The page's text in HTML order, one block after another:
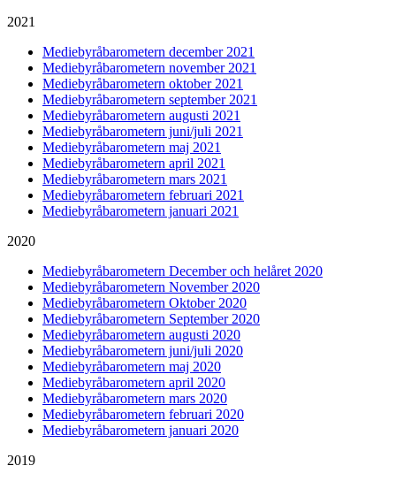
2021
Mediebyråbarometern december 2021
Mediebyråbarometern november 2021
Mediebyråbarometern oktober 2021
Mediebyråbarometern september 2021
Mediebyråbarometern augusti 2021
Mediebyråbarometern juni/juli 2021
Mediebyråbarometern maj 2021
Mediebyråbarometern april 2021
Mediebyråbarometern mars 2021
Mediebyråbarometern februari 2021
Mediebyråbarometern januari 2021
2020
Mediebyråbarometern December och helåret 2020
Mediebyråbarometern November 2020
Mediebyråbarometern Oktober 2020
Mediebyråbarometern September 2020
Mediebyråbarometern augusti 2020
Mediebyråbarometern juni/juli 2020
Mediebyråbarometern maj 2020
Mediebyråbarometern april 2020
Mediebyråbarometern mars 2020
Mediebyråbarometern februari 2020
Mediebyråbarometern januari 2020
2019